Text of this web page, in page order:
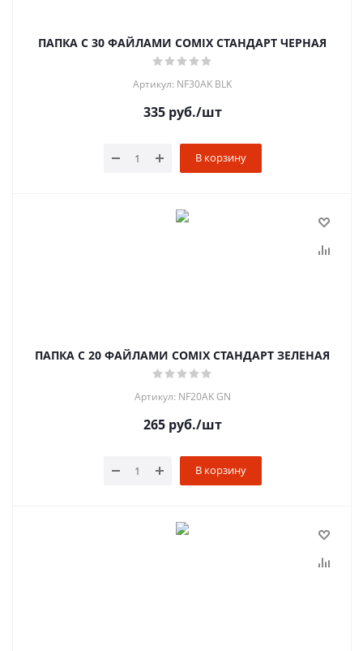
ПАПКА С 30 ФАЙЛАМИ COMIX СТАНДАРТ ЧЕРНАЯ
Артикул: NF30AK BLK
335руб./шт
В корзину
ПАПКА С 20 ФАЙЛАМИ COMIX СТАНДАРТ ЗЕЛЕНАЯ
Артикул: NF20AK GN
265руб./шт
В корзину